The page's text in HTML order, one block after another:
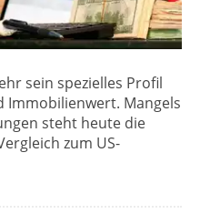
sein spezielles Profil
Immobilienwert. Mangels
steht heute die
zum US-